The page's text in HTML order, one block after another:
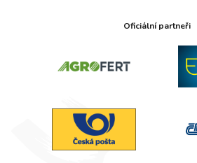
Oficiální partneři